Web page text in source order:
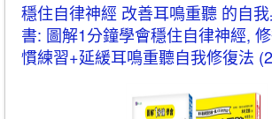
穩住自律神經 改善耳鳴重聽 的自
書: 圖解1分鐘學會穩住自律神經,
慣練習+延緩耳鳴重聽自我修復法